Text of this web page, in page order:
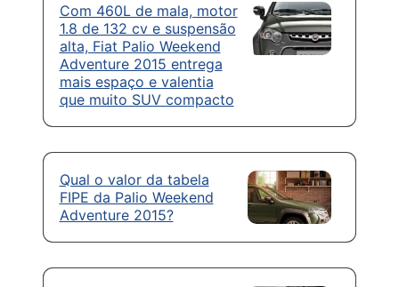
Com 460L de mala, motor
1.8 de 132 cv e suspensão
alta, Fiat Palio Weekend
Adventure 2015 entrega
mais espaço e valentia
que muito SUV compacto
Qual o valor da tabela
FIPE da Palio Weekend
Adventure 2015?